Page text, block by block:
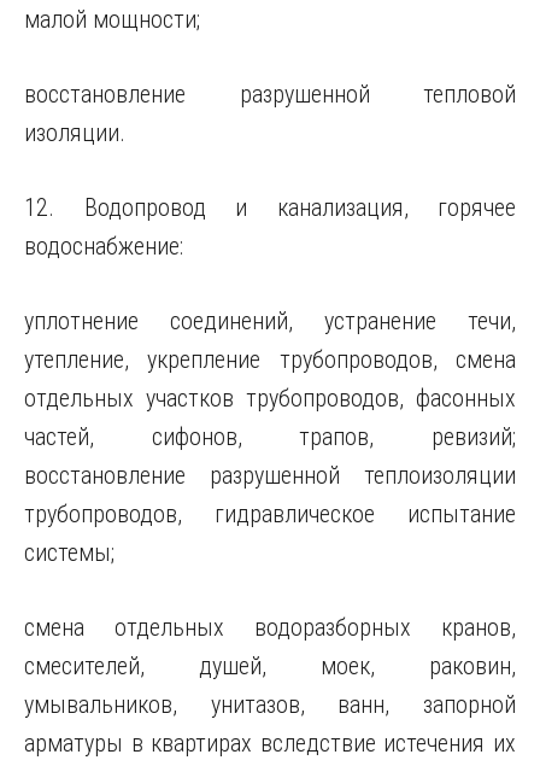
малой мощности;
восстановление разрушенной тепловой
изоляции.
12. Водопровод и канализация, горячее
водоснабжение:
уплотнение соединений, устранение течи,
утепление, укрепление трубопроводов, смена
отдельных участков трубопроводов, фасонных
частей, сифонов, трапов, ревизий;
восстановление разрушенной теплоизоляции
трубопроводов, гидравлическое испытание
системы;
смена отдельных водоразборных кранов,
смесителей, душей, моек, раковин,
умывальников, унитазов, ванн, запорной
арматуры в квартирах вследствие истечения их